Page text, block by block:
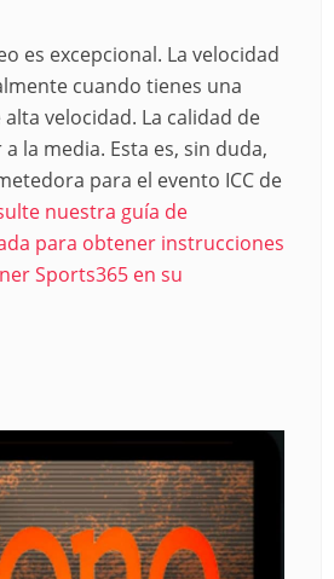
es excepcional. La velocidad
cuando tienes una
velocidad. La calidad de
la media. Esta es, sin duda,
para el evento ICC de
nuestra guía de
para obtener instrucciones
Sports365 en su